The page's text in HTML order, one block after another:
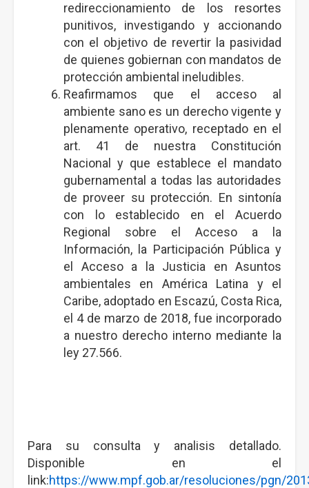
redireccionamiento de los resortes
punitivos, investigando y accionando
con el objetivo de revertir la pasividad
de quienes gobiernan con mandatos de
protección ambiental ineludibles.
Reafirmamos que el acceso al
ambiente sano es un derecho vigente y
plenamente operativo, receptado en el
art. 41 de nuestra Constitución
Nacional y que establece el mandato
gubernamental a todas las autoridades
de proveer su protección. En sintonía
con lo establecido en el Acuerdo
Regional sobre el Acceso a la
Información, la Participación Pública y
el Acceso a la Justicia en Asuntos
ambientales en América Latina y el
Caribe, adoptado en Escazú, Costa Rica,
el 4 de marzo de 2018, fue incorporado
a nuestro derecho interno mediante la
ley 27.566.
Para su consulta y analisis detallado.
Disponible en el
link:https://www.mpf.gob.ar/resoluciones/pgn/